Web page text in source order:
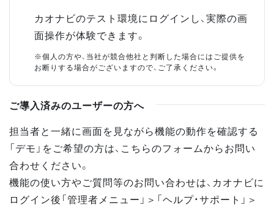
カオナビのテスト環境にログインし、実際の画
面操作が体験できます。
※個人の方や、当社が競合他社と判断した場合にはご提供を
お断りする場合がございますので、ご了承ください。
ご導入済みのユーザーの方へ
担当者と一緒に画面を見ながら機能の動作を確認する
「デモ」をご希望の方は、こちらのフォームからお問い
合わせください。
機能の使い方やご質問等のお問い合わせは、カオナビに
ログイン後「管理者メニュー」＞「ヘルプ・サポート」＞